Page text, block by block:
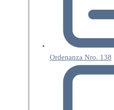
Ordenanza Nro. 138